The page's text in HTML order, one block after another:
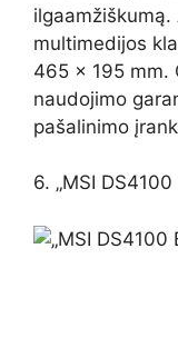
ilgaamžiškumą.
multimedijos
465 x 195 mm.
naudojimo
pašalinimo
6. „MSI DS4100